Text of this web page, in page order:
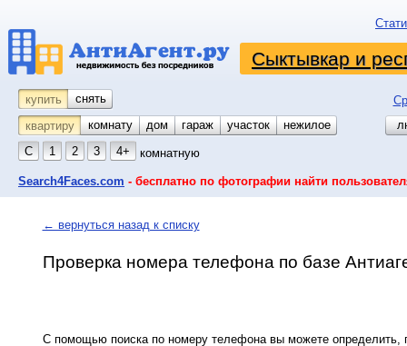
Сыктывкар и
купить снять
квартиру
комнату койко-место
дом гараж участок
нежилое
С
1 2 3 4+ комнатную
Search4Faces.com - бесплатно по фотографии найти
← вернуться назад к списку
Проверка номера телефона по базе
С помощью поиска по номеру телефона вы можете определить,